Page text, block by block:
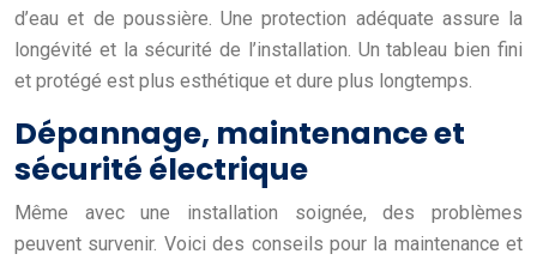
d’eau et de poussière. Une protection adéquate assure la
longévité et la sécurité de l’installation. Un tableau bien fini
et protégé est plus esthétique et dure plus longtemps.
Dépannage, maintenance et
sécurité électrique
Même avec une installation soignée, des problèmes
peuvent survenir. Voici des conseils pour la maintenance et